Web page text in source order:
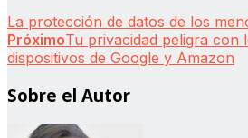
La protección de datos de los
PróximoTu privacidad peligra con
dispositivos de Google y Amazon
Sobre el Autor